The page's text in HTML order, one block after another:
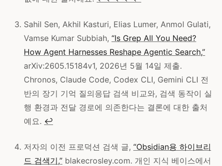
Sahil Sen, Akhil Kasturi, Elias Lumer, Anmol Gulati,
Vamse Kumar Subbiah, “Is Grep All You Need?
How Agent Harnesses Reshape Agentic Search,”
arXiv:2605.15184v1, 2026년 5월 14일 제출.
Chronos, Claude Code, Codex CLI, Gemini CLI 전
반의 장기 기억 질의응답 검색 비교와, 검색 동작이 실
행 환경과 전달 경로에 의존한다는 결론에 대한 출처
예요. ↩
저자의 이전 프로덕션 검색 글, “Obsidian용 하이브리
드 검색기,” blakecrosley.com. 개인 지식 베이스에서